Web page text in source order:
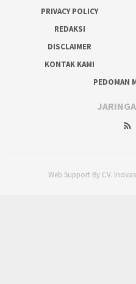
PRIVACY POLICY
REDAKSI
DISCLAIMER
KONTAK KAMI
PEDOMAN
Web Support By CV.